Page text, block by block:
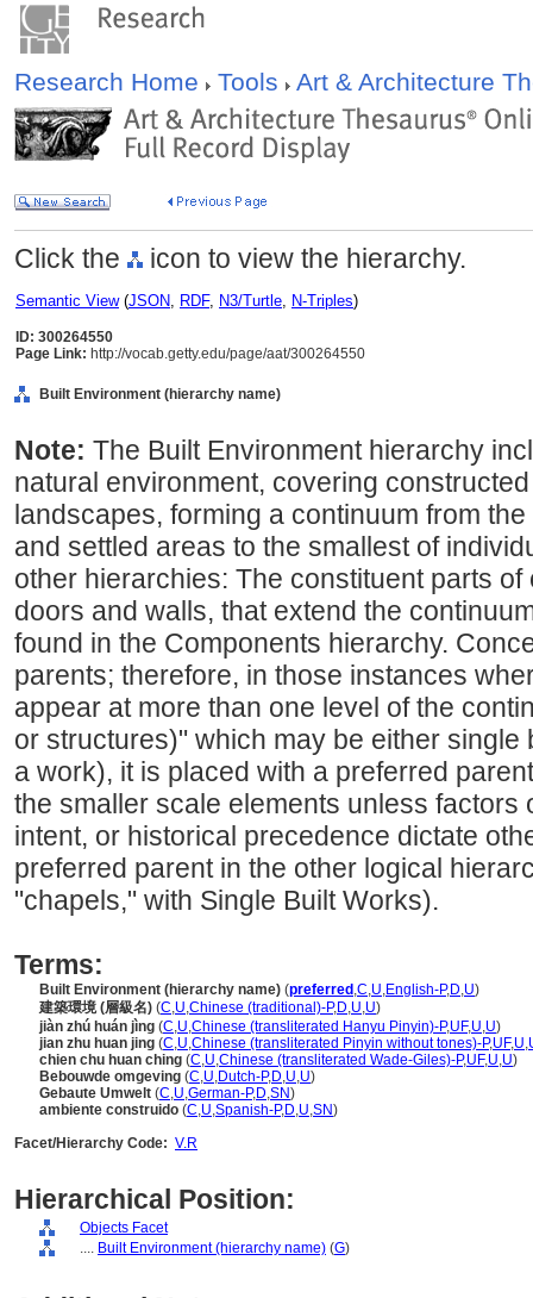
Research Home Tools Art & Architecture
Click the icon to view the hierarchy.
Semantic View(JSON, RDF, N3/Turtle, N-Triples)
ID: 300264550
Page Link: http://vocab.getty.edu/page/aat/300264550
Built Environment (hierarchy name)
Note: The Built Environment hierarchy
natural environment, covering
landscapes, forming a continuum from
and settled areas to the smallest of
other hierarchies: The constituent parts
doors and walls, that extend the
found in the Components hierarchy.
parents; therefore, in those instances
appear at more than one level of the
or structures)" which may be either
a work), it is placed with a preferred
the smaller scale elements unless factors
intent, or historical precedence dictate
preferred parent in the other logical
"chapels," with Single Built Works).
Terms:
Built Environment (hierarchy name) (preferred ,C,U,English-P,D,U)
建築環境 (層級名) (C,U,Chinese (traditional)-P,D,U,U)
jiàn zhú huán jìng (C,U,Chinese (transliterated Hanyu Pinyin)-P,UF,U,U)
jian zhu huan jing (C,U,Chinese (transliterated Pinyin without tones)-P,UF,U,
chien chu huan ching (C,U,Chinese (transliterated Wade-Giles)-P,UF,U,U)
Bebouwde omgeving (C,U,Dutch-P,D,U,U)
Gebaute Umwelt (C,U,German-P,D,SN)
ambiente construido (C,U,Spanish-P,D,U,SN)
Facet/Hierarchy Code: V.R
Hierarchical Position:
Objects Facet
.... Built Environment (hierarchy name) (G)